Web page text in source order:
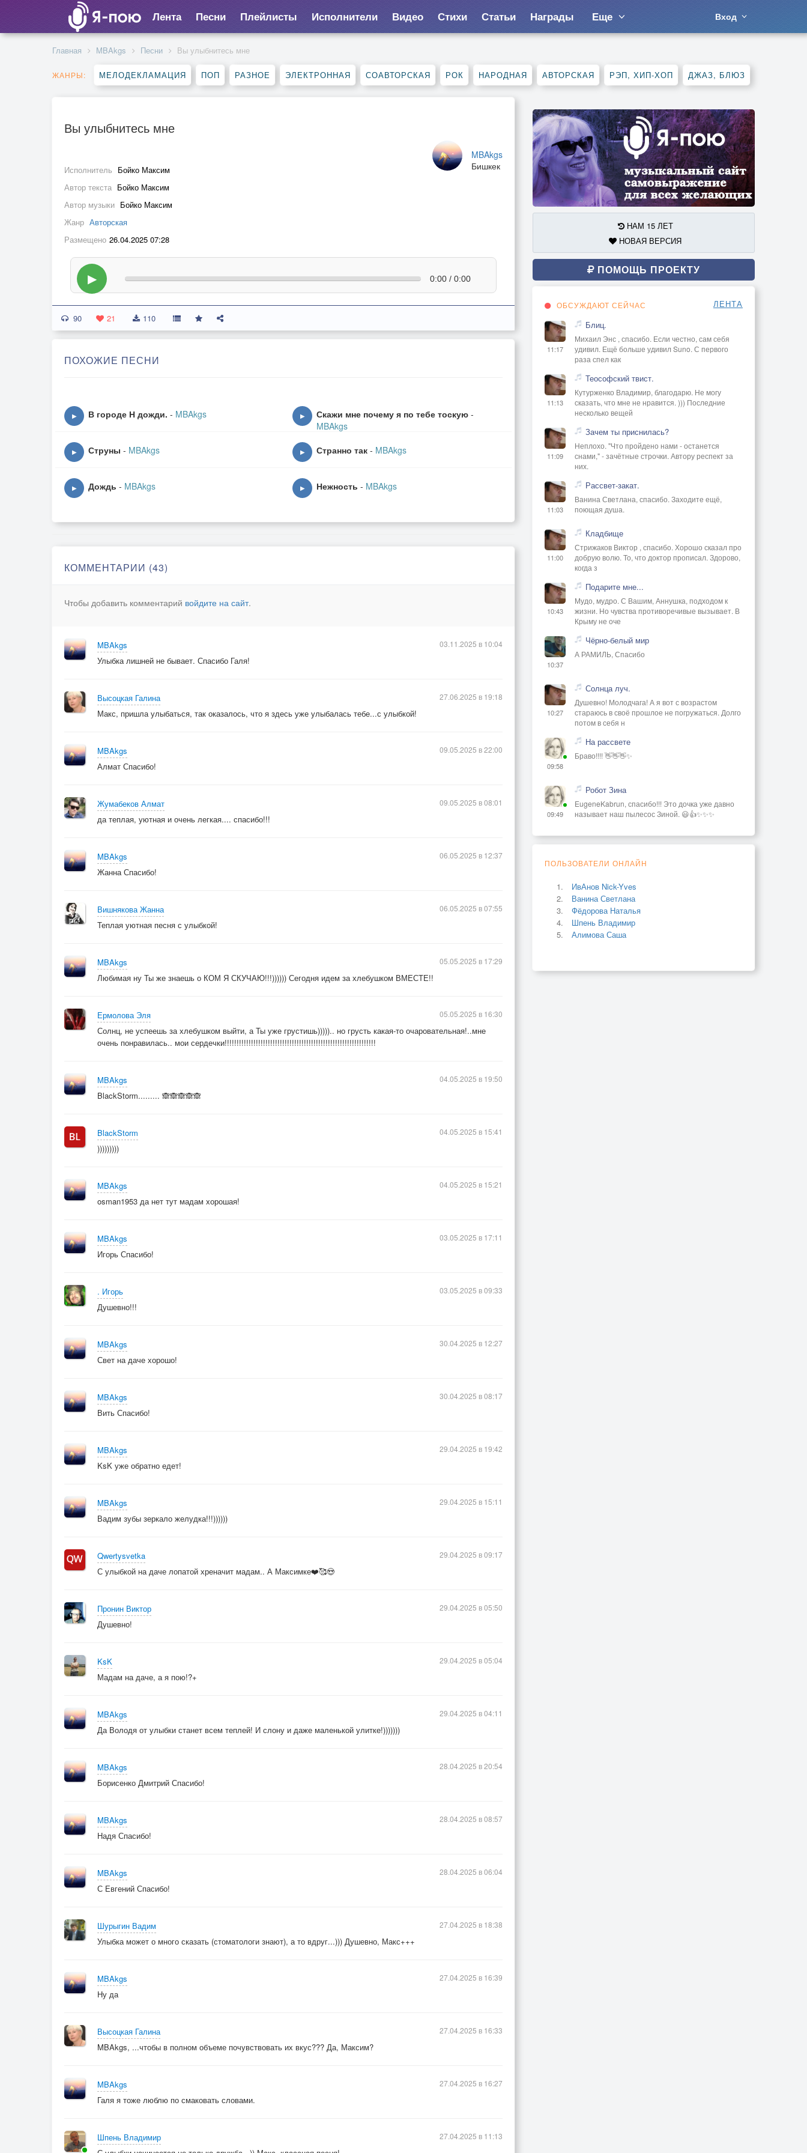
Лента Песни Плейлисты Исполнители Видео Стихи Статьи Награды Еще Вход
Главная MBAkgs Песни Вы улыбнитесь мне
ЖАНРЫ: МЕЛОДЕКЛАМАЦИЯ ПОП РАЗНОЕ ЭЛЕКТРОННАЯ СОАВТОРСКАЯ РОК НАРОДНАЯ АВТОРСКАЯ РЭП, ХИП-ХОП ДЖАЗ, БЛЮЗ
Вы улыбнитесь мне
MBAkgs
Бишкек
Исполнитель Бойко Максим
Автор текста Бойко Максим
Автор музыки Бойко Максим
Жанр Авторская
Размещено 26.04.2025 07:28
▶ 0:00 / 0:00
90 21 110
ПОХОЖИЕ ПЕСНИ
▶ В городе Н дожди. - MBAkgs ▶ Скажи мне почему я по тебе тоскую -
MBAkgs
▶ Струны - MBAkgs ▶ Странно так - MBAkgs
▶ Дождь - MBAkgs ▶ Нежность - MBAkgs
КОММЕНТАРИИ (43)
Чтобы добавить комментарий войдите на сайт.
MBAkgs
Улыбка лишней не бывает. Спасибо Галя!
03.11.2025 в 10:04
Высоцкая Галина
Макс, пришла улыбаться, так оказалось, что я здесь уже улыбалась тебе...с улыбкой!
27.06.2025 в 19:18
MBAkgs
Алмат Спасибо!
09.05.2025 в 22:00
Жумабеков Алмат
да теплая, уютная и очень легкая.... спасибо!!!
09.05.2025 в 08:01
MBAkgs
Жанна Спасибо!
06.05.2025 в 12:37
Вишнякова Жанна
Теплая уютная песня с улыбкой!
06.05.2025 в 07:55
MBAkgs
Любимая ну Ты же знаешь о КОМ Я СКУЧАЮ!!!)))))) Сегодня идем за хлебушком ВМЕСТЕ!!
05.05.2025 в 17:29
Ермолова Эля
Солнц, не успеешь за хлебушком выйти, а Ты уже грустишь))))).. но грусть какая-то очаровательная!..мне
очень понравилась.. мои сердечки!!!!!!!!!!!!!!!!!!!!!!!!!!!!!!!!!!!!!!!!!!!!!!!!!!!!!!!!!!!!!!!
05.05.2025 в 16:30
MBAkgs
BlackStorm......... 🙈🙈🙈🙈🙈
04.05.2025 в 19:50
BlackStorm
)))))))))
04.05.2025 в 15:41
MBAkgs
osman1953 да нет тут мадам хорошая!
04.05.2025 в 15:21
MBAkgs
Игорь Спасибо!
03.05.2025 в 17:11
. Игорь
Душевно!!!
03.05.2025 в 09:33
MBAkgs
Свет на даче хорошо!
30.04.2025 в 12:27
MBAkgs
Вить Спасибо!
30.04.2025 в 08:17
MBAkgs
KsK уже обратно едет!
29.04.2025 в 19:42
MBAkgs
Вадим зубы зеркало желудка!!!))))))
29.04.2025 в 15:11
Qwertysvetka
С улыбкой на даче лопатой хреначит мадам.. А Максимке❤️🥰😍
29.04.2025 в 09:17
Пронин Виктор
Душевно!
29.04.2025 в 05:50
KsK
Мадам на даче, а я пою!?+
29.04.2025 в 05:04
MBAkgs
Да Володя от улыбки станет всем теплей! И слону и даже маленькой улитке!)))))))
29.04.2025 в 04:11
MBAkgs
Борисенко Дмитрий Спасибо!
28.04.2025 в 20:54
MBAkgs
Надя Спасибо!
28.04.2025 в 08:57
MBAkgs
С Евгений Спасибо!
28.04.2025 в 06:04
Шурыгин Вадим
Улыбка может о много сказать (стоматологи знают), а то вдруг...))) Душевно, Макс+++
27.04.2025 в 18:38
MBAkgs
Ну да
27.04.2025 в 16:39
Высоцкая Галина
MBAkgs, ...чтобы в полном объеме почувствовать их вкус??? Да, Максим?
27.04.2025 в 16:33
MBAkgs
Галя я тоже люблю по смаковать словами.
27.04.2025 в 16:27
Шпень Владимир
27.04.2025 в 11:13
НАМ 15 ЛЕТ
НОВАЯ ВЕРСИЯ
ПОМОЩЬ ПРОЕКТУ
ОБСУЖДАЮТ СЕЙЧАС ЛЕНТА
11:17
Блиц.
Михаил Энс , спасибо. Если честно, сам себя
удивил. Ещё больше удивил Suno. С первого
раза спел как
11:13
Теософский твист.
Кутурженко Владимир, благодарю. Не могу
сказать, что мне не нравится. ))) Последние
несколько вещей
11:09
Зачем ты приснилась?
Неплохо. "Что пройдено нами - останется
снами," - зачётные строчки. Автору респект за
них.
11:03
Рассвет-закат.
Ванина Светлана, спасибо. Заходите ещё,
поющая душа.
11:00
Кладбище
Стрижаков Виктор , спасибо. Хорошо сказал про
добрую волю. То, что доктор прописал. Здорово,
когда з
10:43
Подарите мне...
Мудо, мудро. С Вашим, Аннушка, подходом к
жизни. Но чувства противоречивые вызывает. В
Крыму не оче
10:37
Чёрно-белый мир
А РАМИЛЬ, Спасибо
10:27
Солнца луч.
Душевно! Молодчага! А я вот с возрастом
стараюсь в своё прошлое не погружаться. Долго
потом в себя н
09:58
На рассвете
Браво!!!! 👋👋👋✨
09:49
Робот Зина
EugeneKabrun, спасибо!!! Это дочка уже давно
называет наш пылесос Зиной. 😃👍✨✨✨
ПОЛЬЗОВАТЕЛИ ОНЛАЙН
ИвАнов Nick-Yves
Ванина Светлана
Фёдорова Наталья
Шпень Владимир
Алимова Саша